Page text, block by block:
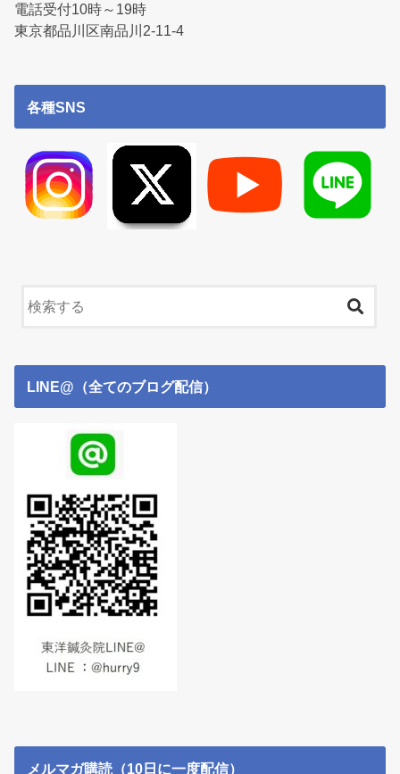
電話受付10時～19時
東京都品川区南品川2-11-4
各種SNS
LINE@（全てのブログ配信）
メルマガ購読（10日に一度配信）